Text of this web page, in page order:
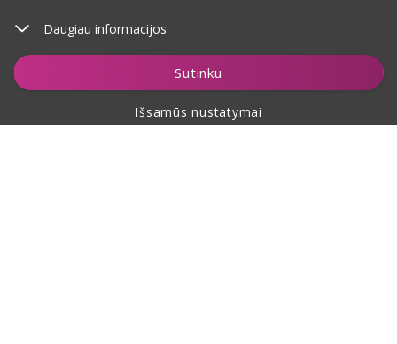
Daugiau informacijos
Sutinku
Išsamūs nustatymai
Įdėti į krepšelį